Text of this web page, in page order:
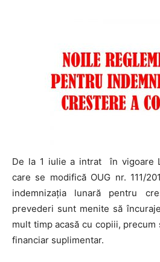
De la 1 iulie a intrat în vigoare
care se modifică OUG nr. 111/
indemnizaţia lunară pentru
prevederi sunt menite să
mult timp acasă cu copiii,
financiar suplimentar.